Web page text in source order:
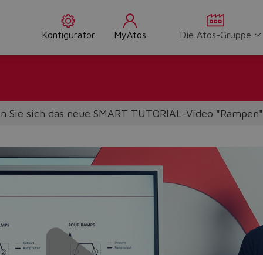
Konfigurator MyAtos Die Atos-Gruppe
Sie sich das neue SMART TUTORIAL-Video "Rampen"